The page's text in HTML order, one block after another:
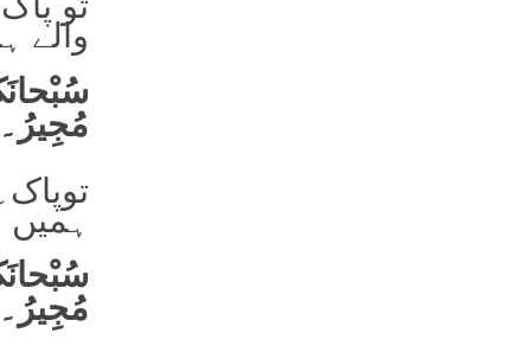
والے
مُجِیرُ۔
ہمیں
مُجِیرُ۔